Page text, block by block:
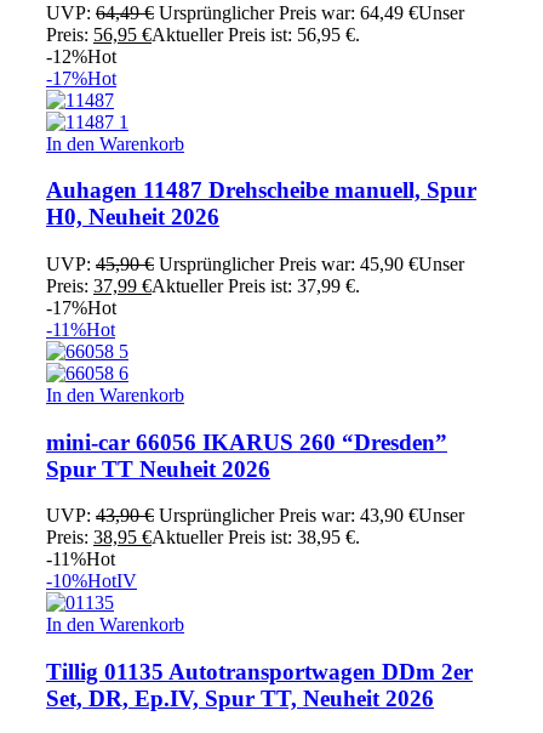
UVP: 64,49€ Ursprünglicher Preis war: 64,49 €Unser
Preis: 56,95 €Aktueller Preis ist: 56,95 €.
-12%Hot
-17%Hot
In den Warenkorb
Auhagen 11487 Drehscheibe manuell, Spur
H0, Neuheit 2026
UVP: 45,90€ Ursprünglicher Preis war: 45,90 €Unser
Preis: 37,99 €Aktueller Preis ist: 37,99 €.
-17%Hot
-11%Hot
In den Warenkorb
mini-car 66056 IKARUS 260 “Dresden”
Spur TT Neuheit 2026
UVP: 43,90€ Ursprünglicher Preis war: 43,90 €Unser
Preis: 38,95 €Aktueller Preis ist: 38,95 €.
-11%Hot
-10%HotIV
In den Warenkorb
Tillig 01135 Autotransportwagen DDm 2er
Set, DR, Ep.IV, Spur TT, Neuheit 2026